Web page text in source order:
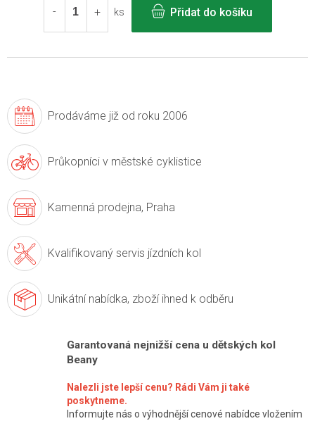
ks
Přidat do košíku
Prodáváme již od roku 2006
Průkopníci v městské cyklistice
Kamenná prodejna, Praha
Kvalifikovaný servis jízdních kol
Unikátní nabídka, zboží ihned k odběru
Garantovaná nejnižší cena u dětských kol
Beany
Nalezli jste lepší cenu? Rádi Vám ji také
poskytneme.
Informujte nás o výhodnější cenové nabídce vložením